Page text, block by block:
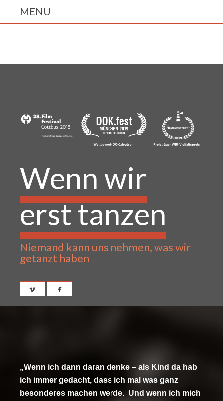
Wenn wir
erst tanzen
Niemand kann uns nehmen, was wir
getanzt haben
„Wenn ich dann daran denke – als Kind da hab
ich immer gedacht, dass ich mal was ganz
besonderes machen werde. Und wenn ich mich